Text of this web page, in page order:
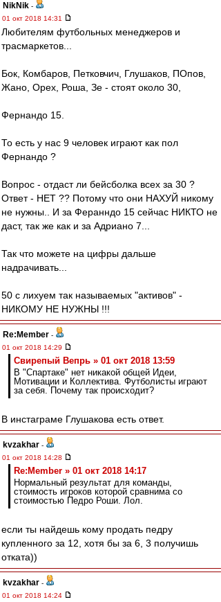
NikNik -
01 окт 2018 14:31
Любителям футбольных менеджеров и
трасмаркетов...
Бок, Комбаров, Петковчич, Глушаков, ПОпов,
Жано, Орех, Роша, Зе - стоят около 30,
Фернандо 15.
То есть у нас 9 человек играют как пол
Фернандо ?
Вопрос - отдаст ли бейсболка всех за 30 ?
Ответ - НЕТ ?? Потому что они НАХУЙ никому
не нужны.. И за Феранндо 15 сейчас НИКТО не
даст, так же как и за Адриано 7...
Так что можете на цифры дальше
надрачивать...
50 с лихуем так называемых "активов" -
НИКОМУ НЕ НУЖНЫ !!!
Re:Member -
01 окт 2018 14:29
Свирепый Вепрь » 01 окт 2018 13:59
В "Спартаке" нет никакой общей Идеи,
Мотивации и Коллектива. Футболисты играют
за себя. Почему так происходит?
В инстаграме Глушакова есть ответ.
kvzakhar -
01 окт 2018 14:28
Re:Member » 01 окт 2018 14:17
Нормальный результат для команды,
стоимость игроков которой сравнима со
стоимостью Педро Роши. Лол.
если ты найдешь кому продать педру
купленного за 12, хотя бы за 6, 3 получишь
отката))
kvzakhar -
01 окт 2018 14:24